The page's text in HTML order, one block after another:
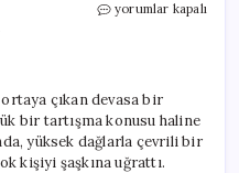
Çöl
Yapı
Sosyal
Medyayı
Sarsıyor
yorumlar kapalı
çıkan devasa bir
bir tartışma konusu haline
yüksek dağlarla çevrili bir
kişiyi şaşkına uğrattı.